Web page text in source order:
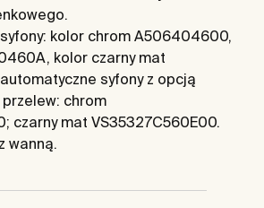
kolor chrom A506404600,
kolor czarny mat
syfony z opcją
przelew: chrom
czarny mat VS35327C560E00.
wanną.